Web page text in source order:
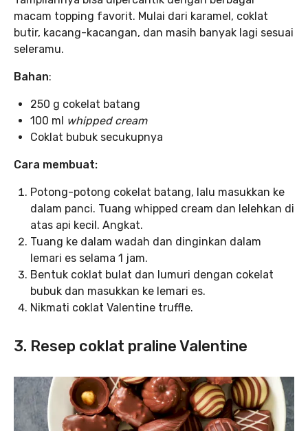
macam topping favorit. Mulai dari karamel, coklat
butir, kacang-kacangan, dan masih banyak lagi sesuai
seleramu.
Bahan:
250 g cokelat batang
100 ml whipped cream
Coklat bubuk secukupnya
Cara membuat:
Potong-potong cokelat batang, lalu masukkan ke
dalam panci. Tuang whipped cream dan lelehkan di
atas api kecil. Angkat.
Tuang ke dalam wadah dan dinginkan dalam
lemari es selama 1 jam.
Bentuk coklat bulat dan lumuri dengan cokelat
bubuk dan masukkan ke lemari es.
Nikmati coklat Valentine truffle.
3. Resep coklat praline Valentine